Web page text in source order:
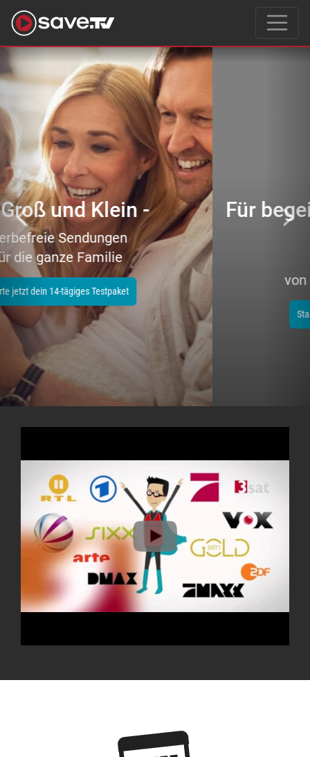
Für begeisterte Filmeliebhaber
–
tausende Topfilme
von Action bis Zeichentrick
Starte jetzt dein 14-tägiges Testpaket
Previous